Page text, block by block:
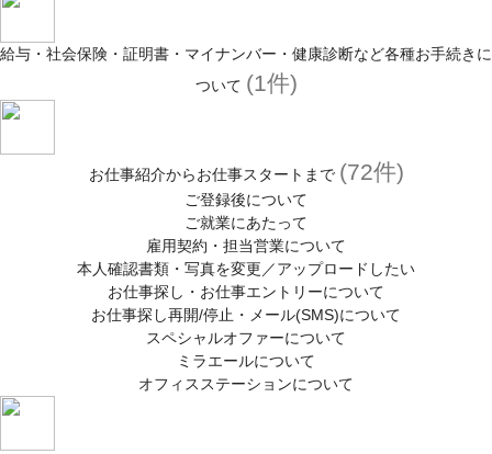
給与・社会保険・証明書・マイナンバー・健康診断など各種お手続きに
ついて (1件)
お仕事紹介からお仕事スタートまで (72件)
ご登録後について
ご就業にあたって
雇用契約・担当営業について
本人確認書類・写真を変更／アップロードしたい
お仕事探し・お仕事エントリーについて
お仕事探し再開/停止・メール(SMS)について
スペシャルオファーについて
ミラエールについて
オフィスステーションについて